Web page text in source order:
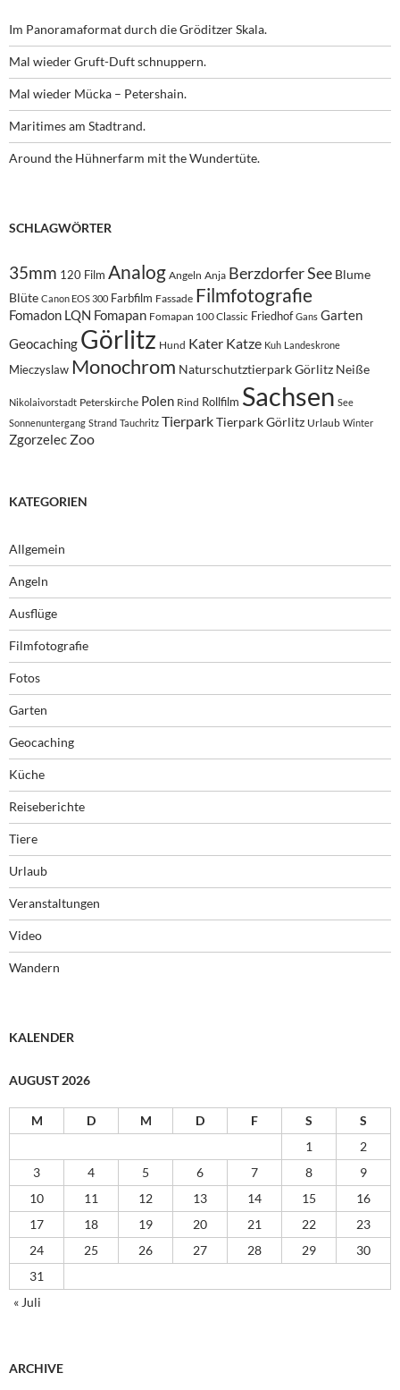
Im Panoramaformat durch die Gröditzer Skala.
Mal wieder Gruft-Duft schnuppern.
Mal wieder Mücka – Petershain.
Maritimes am Stadtrand.
Around the Hühnerfarm mit the Wundertüte.
SCHLAGWÖRTER
35mm 120 Film Analog Angeln Anja Berzdorfer See Blume
Blüte Canon EOS 300 Farbfilm Fassade Filmfotografie
Fomadon LQN Fomapan Fomapan 100 Classic Friedhof Gans Garten
Geocaching Görlitz Hund Kater Katze Kuh Landeskrone
Mieczyslaw Monochrom Naturschutztierpark Görlitz Neiße
Nikolaivorstadt Peterskirche Polen Rind Rollfilm Sachsen See
Sonnenuntergang Strand Tauchritz TierparkTierpark Görlitz Urlaub Winter
Zgorzelec Zoo
KATEGORIEN
Allgemein
Angeln
Ausflüge
Filmfotografie
Fotos
Garten
Geocaching
Küche
Reiseberichte
Tiere
Urlaub
Veranstaltungen
Video
Wandern
KALENDER
AUGUST 2026
M D M D F S
S
1
2
3
4 5 6 7 8
9
10
11 12 13 14 15
16
17
18 19 20 21 22
23
24
25 26 27 28 29
30
31
« Juli
ARCHIVE